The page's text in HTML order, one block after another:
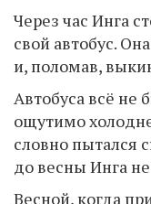
Через час Инга
свой автобус.
и, поломав,
Автобуса всё не
ощутимо
словно пытался
до весны Инга
Весной, когда